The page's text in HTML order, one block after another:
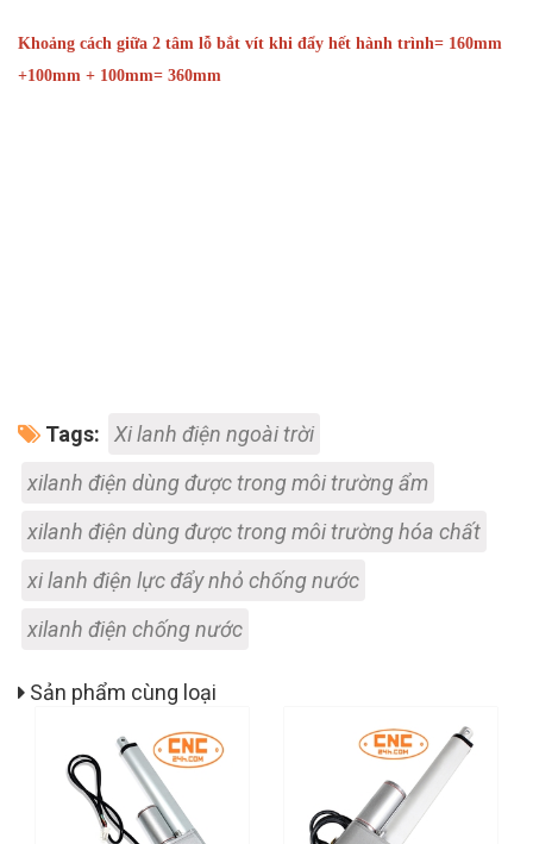
Khoảng cách giữa 2 tâm lỗ bắt vít khi đẩy hết hành trình= 160mm
+100mm + 100mm= 360mm
Tags:
Xi lanh điện ngoài trời
xilanh điện dùng được trong môi trường ẩm
xilanh điện dùng được trong môi trường hóa chất
xi lanh điện lực đẩy nhỏ chống nước
xilanh điện chống nước
Sản phẩm cùng loại